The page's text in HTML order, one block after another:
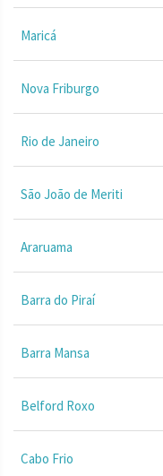
Maricá
Nova Friburgo
Rio de Janeiro
São João de Meriti
Araruama
Barra do Piraí
Barra Mansa
Belford Roxo
Cabo Frio